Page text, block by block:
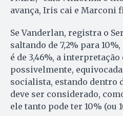
avança, Iris cai e Marconi
Se Vanderlan, registra o
saltando de 7,2% para
é de 3,46%, a
possivelmente,
socialista, estando dentro
deve ser considerado,
ele tanto pode ter 10% (ou